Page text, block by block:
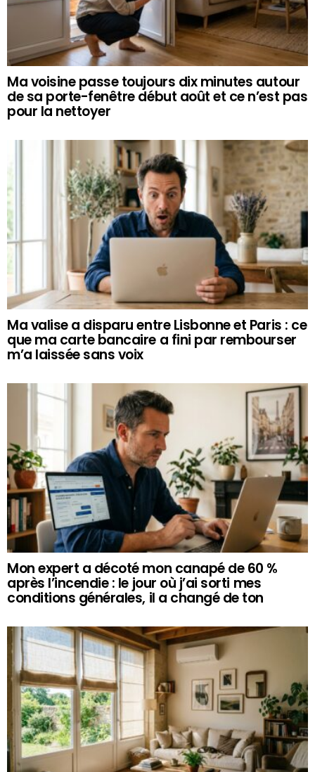
Ma voisine passe toujours dix minutes autour
de sa porte-fenêtre début août et ce n’est pas
pour la nettoyer
Ma valise a disparu entre Lisbonne et Paris : ce
que ma carte bancaire a fini par rembourser
m’a laissée sans voix
Mon expert a décoté mon canapé de 60 %
après l’incendie : le jour où j’ai sorti mes
conditions générales, il a changé de ton